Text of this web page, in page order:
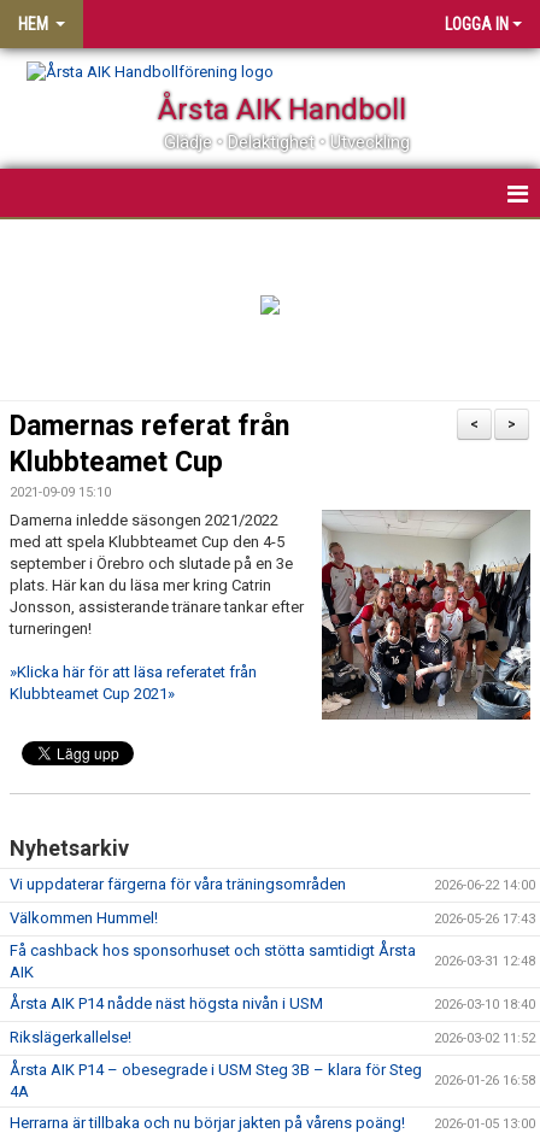
HEM LOGGA IN
Årsta AIK Handboll
Glädje • Delaktighet • Utveckling
KLUBBSHOP
LEDARGUIDEN
>
<
Damernas referat från
Klubbteamet Cup
2021-09-09 15:10
Damerna inledde säsongen 2021/2022
med att spela Klubbteamet Cup den 4-5
september i Örebro och slutade på en 3e
plats. Här kan du läsa mer kring Catrin
Jonsson, assisterande tränare tankar efter
turneringen!
»Klicka här för att läsa referatet från
Klubbteamet Cup 2021»
Nyhetsarkiv
Vi uppdaterar färgerna för våra träningsområden 2026-06-22 14:00
Välkommen Hummel! 2026-05-26 17:43
Få cashback hos sponsorhuset och stötta samtidigt Årsta
AIK
2026-03-31 12:48
Årsta AIK P14 nådde näst högsta nivån i USM 2026-03-10 18:40
Rikslägerkallelse! 2026-03-02 11:52
Årsta AIK P14 – obesegrade i USM Steg 3B – klara för Steg
4A
2026-01-26 16:58
Herrarna är tillbaka och nu börjar jakten på vårens poäng! 2026-01-05 13:00